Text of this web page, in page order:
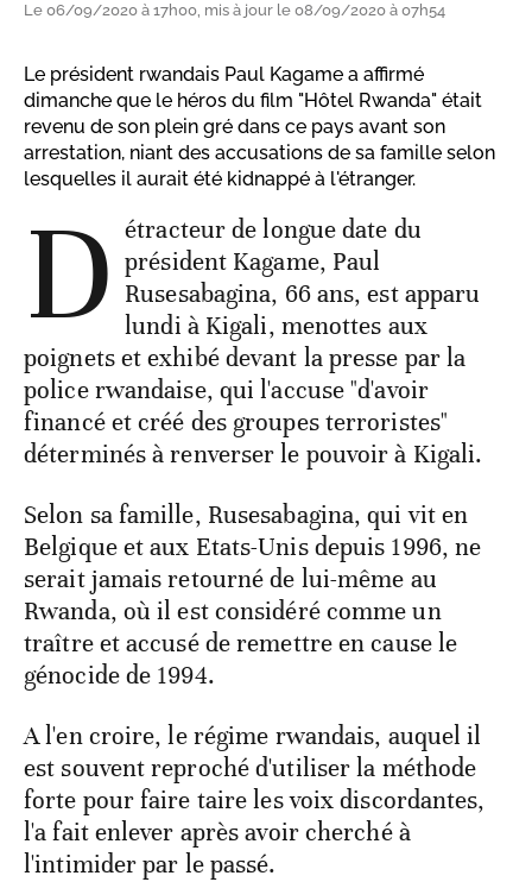
Le 06/09/2020 à 17h00, mis à jour le 08/09/2020 à 07h54
Le président rwandais Paul Kagame a affirmé
dimanche que le héros du film "Hôtel Rwanda" était
revenu de son plein gré dans ce pays avant son
arrestation, niant des accusations de sa famille selon
lesquelles il aurait été kidnappé à l'étranger.
D étracteur de longue date du
président Kagame, Paul
Rusesabagina, 66 ans, est apparu
lundi à Kigali, menottes aux
poignets et exhibé devant la presse par la
police rwandaise, qui l'accuse "d'avoir
financé et créé des groupes terroristes"
déterminés à renverser le pouvoir à Kigali.
Selon sa famille, Rusesabagina, qui vit en
Belgique et aux Etats-Unis depuis 1996, ne
serait jamais retourné de lui-même au
Rwanda, où il est considéré comme un
traître et accusé de remettre en cause le
génocide de 1994.
A l'en croire, le régime rwandais, auquel il
est souvent reproché d'utiliser la méthode
forte pour faire taire les voix discordantes,
l'a fait enlever après avoir cherché à
l'intimider par le passé.